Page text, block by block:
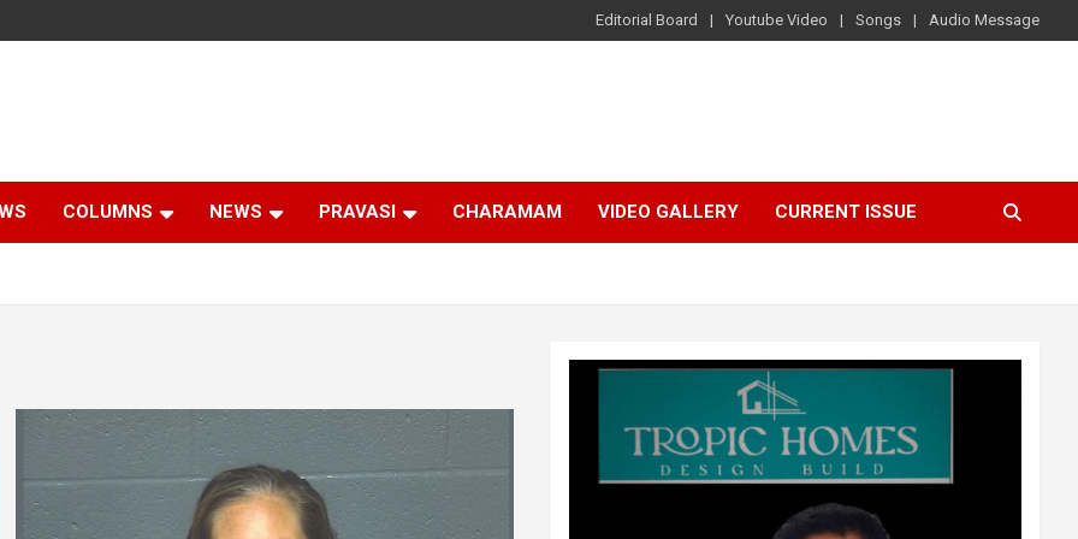
Editorial Board Youtube Video Songs Audio Message
COLUMNS NEWS PRAVASI CHARAMAM VIDEO GALLERY CURRENT ISSUE